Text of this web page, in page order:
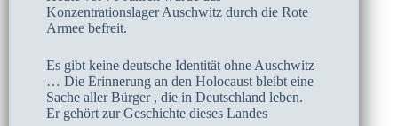
Konzentrationslager Auschwitz durch die Rote
Armee befreit.
Es gibt keine deutsche Identität ohne Auschwitz
… Die Erinnerung an den Holocaust bleibt eine
Sache aller Bürger , die in Deutschland leben.
Er gehört zur Geschichte dieses Landes